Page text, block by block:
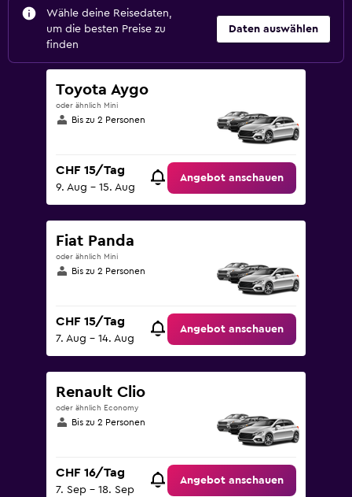
Wähle deine Reisedaten,
um die besten Preise zu
finden
Daten auswählen
Toyota Aygo
oder ähnlich Mini
Bis zu 2 Personen
CHF 15/Tag
9. Aug – 15. Aug
Angebot anschauen
Fiat Panda
oder ähnlich Mini
Bis zu 2 Personen
CHF 15/Tag
7. Aug – 14. Aug
Angebot anschauen
Renault Clio
oder ähnlich Economy
Bis zu 2 Personen
CHF 16/Tag
7. Sep – 18. Sep
Angebot anschauen